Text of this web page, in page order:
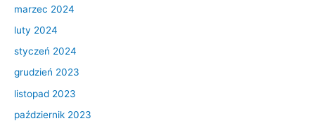
marzec 2024
luty 2024
styczeń 2024
grudzień 2023
listopad 2023
październik 2023